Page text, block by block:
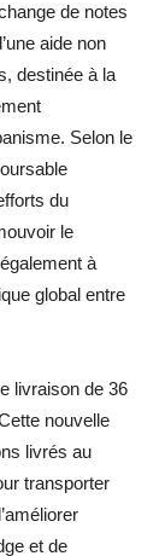
de notes
aide non
destinée à la
Selon le
du
le
à
global entre
livraison de 36
nouvelle
livrés au
transporter
et de